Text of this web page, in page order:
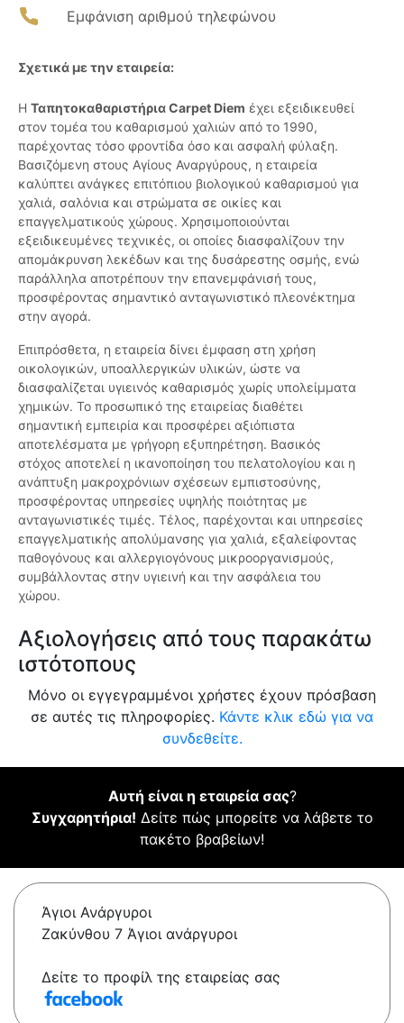
Εμφάνιση αριθμού τηλεφώνου
Σχετικά με την εταιρεία:
Η Ταπητοκαθαριστήρια Carpet Diem έχει εξειδικευθεί
στον τομέα του καθαρισμού χαλιών από το 1990,
παρέχοντας τόσο φροντίδα όσο και ασφαλή φύλαξη.
Βασιζόμενη στους Αγίους Αναργύρους, η εταιρεία
καλύπτει ανάγκες επιτόπιου βιολογικού καθαρισμού για
χαλιά, σαλόνια και στρώματα σε οικίες και
επαγγελματικούς χώρους. Χρησιμοποιούνται
εξειδικευμένες τεχνικές, οι οποίες διασφαλίζουν την
απομάκρυνση λεκέδων και της δυσάρεστης οσμής, ενώ
παράλληλα αποτρέπουν την επανεμφάνισή τους,
προσφέροντας σημαντικό ανταγωνιστικό πλεονέκτημα
στην αγορά.
Επιπρόσθετα, η εταιρεία δίνει έμφαση στη χρήση
οικολογικών, υποαλλεργικών υλικών, ώστε να
διασφαλίζεται υγιεινός καθαρισμός χωρίς υπολείμματα
χημικών. Το προσωπικό της εταιρείας διαθέτει
σημαντική εμπειρία και προσφέρει αξιόπιστα
αποτελέσματα με γρήγορη εξυπηρέτηση. Βασικός
στόχος αποτελεί η ικανοποίηση του πελατολογίου και η
ανάπτυξη μακροχρόνιων σχέσεων εμπιστοσύνης,
προσφέροντας υπηρεσίες υψηλής ποιότητας με
ανταγωνιστικές τιμές. Τέλος, παρέχονται και υπηρεσίες
επαγγελματικής απολύμανσης για χαλιά, εξαλείφοντας
παθογόνους και αλλεργιογόνους μικροοργανισμούς,
συμβάλλοντας στην υγιεινή και την ασφάλεια του
χώρου.
Αξιολογήσεις από τους παρακάτω
ιστότοπους
Μόνο οι εγγεγραμμένοι χρήστες έχουν πρόσβαση
σε αυτές τις πληροφορίες. Κάντε κλικ εδώ για να
συνδεθείτε.
Αυτή είναι η εταιρεία σας?
Συγχαρητήρια! Δείτε πώς μπορείτε να λάβετε το
πακέτο βραβείων!
Άγιοι Ανάργυροι
Ζακύνθου 7 Άγιοι ανάργυροι
Δείτε το προφίλ της εταιρείας σας